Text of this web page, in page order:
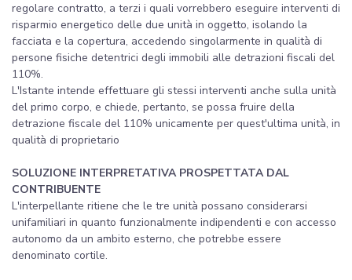
regolare contratto, a terzi i quali vorrebbero eseguire interventi di
risparmio energetico delle due unità in oggetto, isolando la
facciata e la copertura, accedendo singolarmente in qualità di
persone fisiche detentrici degli immobili alle detrazioni fiscali del
110%.
L'Istante intende effettuare gli stessi interventi anche sulla unità
del primo corpo, e chiede, pertanto, se possa fruire della
detrazione fiscale del 110% unicamente per quest'ultima unità, in
qualità di proprietario
SOLUZIONE INTERPRETATIVA PROSPETTATA DAL
CONTRIBUENTE
L'interpellante ritiene che le tre unità possano considerarsi
unifamiliari in quanto funzionalmente indipendenti e con accesso
autonomo da un ambito esterno, che potrebbe essere
denominato cortile.